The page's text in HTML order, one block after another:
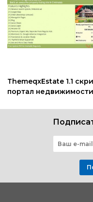
ThemeqxEstate 1.1
портал недвижимости